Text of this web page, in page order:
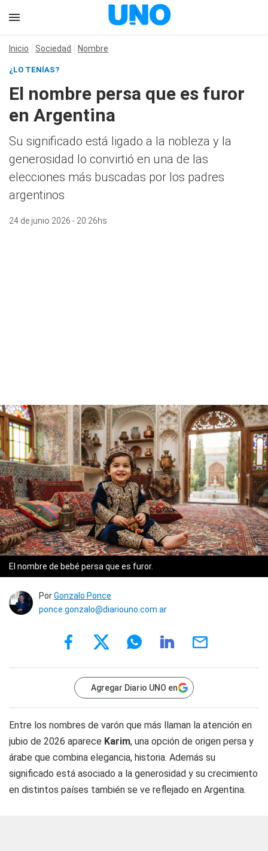
Inicio Sociedad Nombre
¿LO TENÍAS?
El nombre persa que es furor
en Argentina
Su significado está ligado a la nobleza y la
generosidad lo convirtió en una de las
elecciones más buscadas por los padres
argentinos
24 de junio 2026 - 20:26hs
El nombre de bebé persa que es furor.
PorGonzalo Ponce
ponce.gonzalo@diariouno.com.ar
Agregar Diario UNO en
Entre los nombres de varón que más llaman la atención en
jubio de 2026 aparece Karim, una opción de origen persa y
árabe que combina elegancia, historia. Además su
significado está asociado a la generosidad y su crecimiento
en distintos países también se ve reflejado en Argentina.